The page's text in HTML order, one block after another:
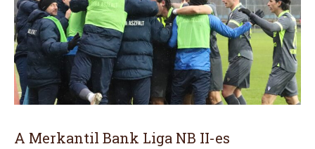
A Merkantil Bank Liga NB II-es